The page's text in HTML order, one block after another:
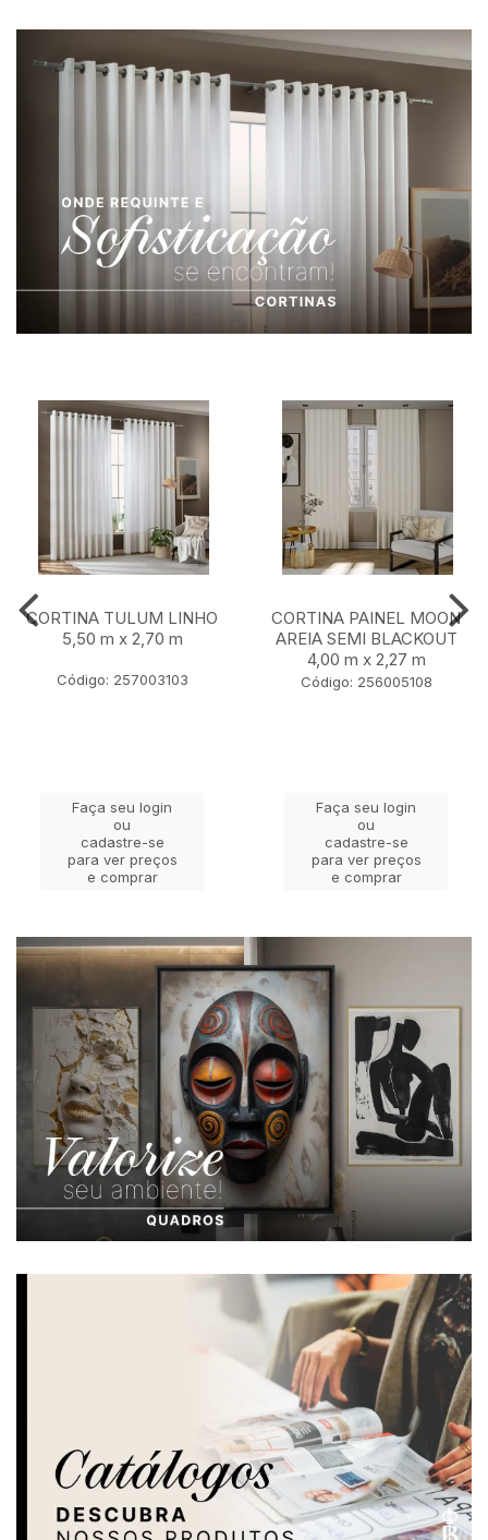
CORTINA TULUM LINHO
5,50 m x 2,70 m
Código: 257003103
Faça seu login
ou
cadastre-se
para ver preços
e comprar
CORTINA PAINEL MOON
AREIA SEMI BLACKOUT
4,00 m x 2,27 m
Código: 256005108
Faça seu login
ou
cadastre-se
para ver preços
e comprar